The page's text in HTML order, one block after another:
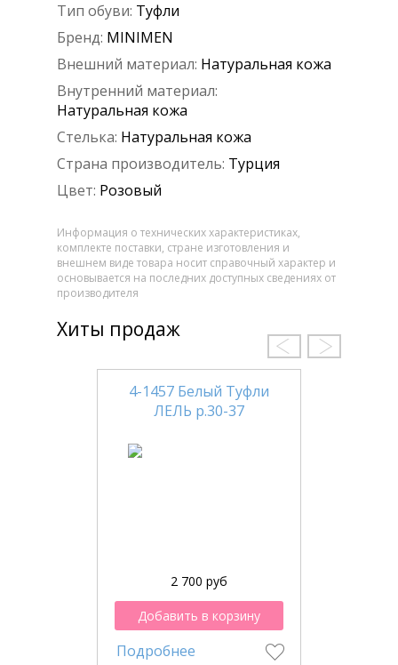
Тип обуви: Туфли
Бренд: MINIMEN
Внешний материал: Натуральная кожа
Внутренний материал:
Натуральная кожа
Стелька: Натуральная кожа
Страна производитель: Турция
Цвет: Розовый
Информация о технических характеристиках,
комплекте поставки, стране изготовления и
внешнем виде товара носит справочный характер и
основывается на последних доступных сведениях от
производителя
Хиты продаж
4-1457 Белый Туфли
ЛЕЛЬ р.30-37
2 700 руб
Добавить в корзину
Подробнее